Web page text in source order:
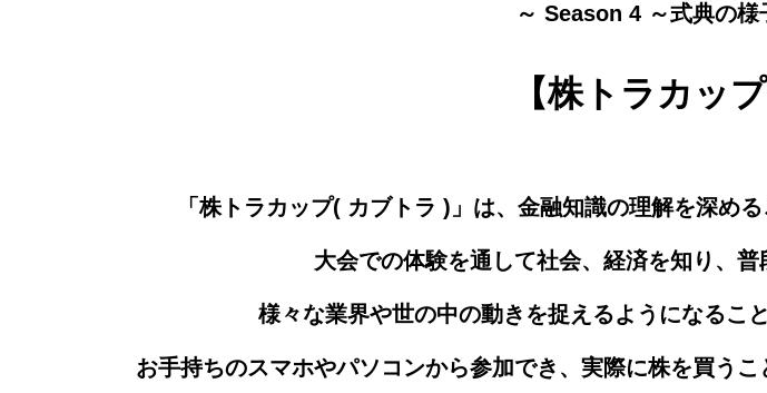
～ Season 4～式典の様
【株トラカッ
「株トラカップ( カブトラ )」は、金融知識の理解を深め
大会での体験を通して社会、経済を知り、
様々な業界や世の中の動きを捉えるようになるこ
お手持ちのスマホやパソコンから参加でき、実際に株を買う